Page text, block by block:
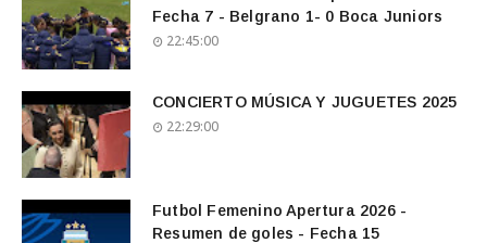
Fecha 7 - Belgrano 1- 0 Boca Juniors
22:45:00
CONCIERTO MÚSICA Y JUGUETES 2025
22:29:00
Futbol Femenino Apertura 2026 -
Resumen de goles - Fecha 15